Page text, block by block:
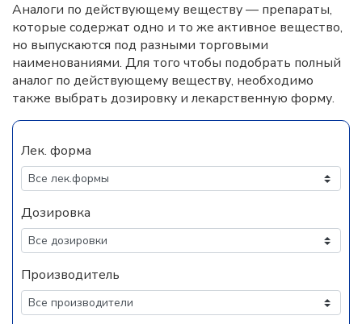
Аналоги по действующему веществу — препараты,
которые содержат одно и то же активное вещество,
но выпускаются под разными торговыми
наименованиями. Для того чтобы подобрать полный
аналог по действующему веществу, необходимо
также выбрать дозировку и лекарственную форму.
Лек. форма
Дозировка
Производитель